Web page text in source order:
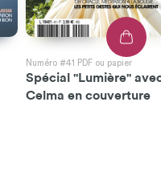
Numéro #41 PDF ou papier
Spécial "Lumière"
Celma en couverture